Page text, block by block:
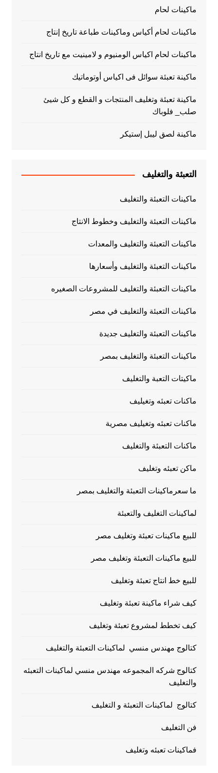
ماكينات لحام
ماكينات لحام أكياس وماكينات طباعة تاريخ إنتاج
ماكينات لحام اكياس الومنيوم و لامينيت مع تاريخ انتاج
ماكينة تعبئة سوائل فى اكياس أوتوماتيك
ماكينة تعبئة وتغليف المنتجات و القطع و كل شيئ
صلب_ فلوباك
ماكينة لصق ليبل إستيكر
التعبئة والتغليف
ماكينات التعبئة والتغليف
ماكينات التعبئة والتغليف وخطوط الانتاج
ماكينات التعبئة والتغليف والمعدات
ماكينات التعبئة والتغليف وأسعارها
ماكينات التعبئة والتغليف للمشروعات الصغيره
ماكينات التعبئة والتغليف في مصر
ماكينات التعبئة والتغليف جديدة
ماكينات التعبئة والتغليف بمصر
ماكيتات التعبة والتغليف
ماكنات تعبئه وتغيليف
ماكنات تعبئه وتغيليف مصرية
ماكنات التعبئة والتغليف
ماكن تعبئه وتغليف
ما سعرماكينات التعبئة والتغليف بمصر
لماكينات التغليف والتعبئة
للبيع ماكينات تعبئة وتغليف مصر
للبيع ماكينات التعبئة وتغليف مصر
للبيع خط انتاج تعبئة وتغليف
كيف شراء ماكينة تعبئة وتغليف
كيف تخطط لمشروع تعبئة وتغليف
كتالوج مهندس منسي لماكينات التعبئة والتغليف
كتالوج شركه المجموعه مهندس منسي لماكينات التعبئه
والتغليف
كتالوج لماكينات التعبئة و التغليف
فن التغليف
فماكينات تعبئه وتغليف